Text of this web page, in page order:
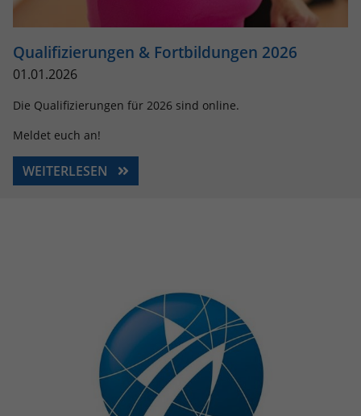
Qualifizierungen & Fortbildungen 2026
01.01.2026
Die Qualifizierungen für 2026 sind online.
Meldet euch an!
WEITERLESEN